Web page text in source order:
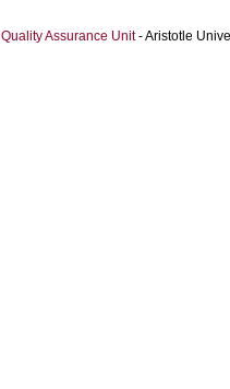
Quality Assurance Unit- Aristotle